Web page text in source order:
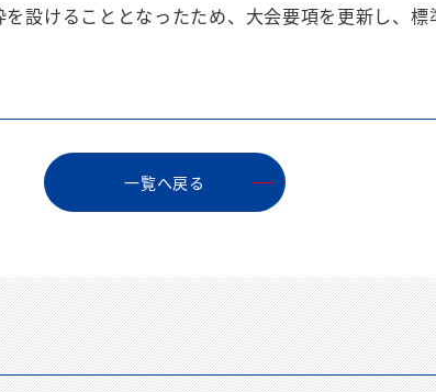
設けることとなったため、大会要項を更新し、標
⼀覧へ戻る